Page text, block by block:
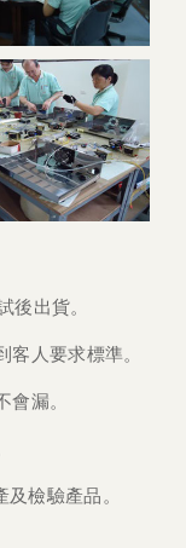
出貨。
人要求標準。
漏。
檢驗產品。